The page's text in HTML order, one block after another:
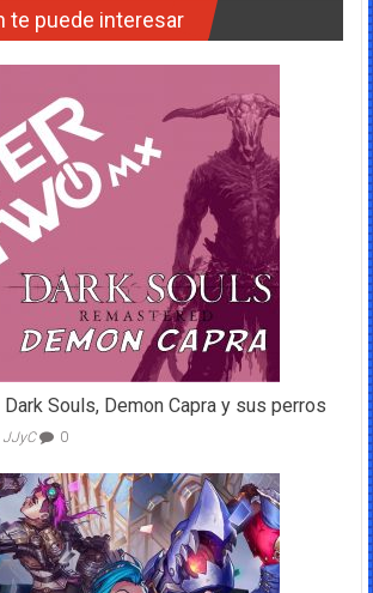
te puede interesar
Souls, Demon Capra y sus perros
JJyC 0